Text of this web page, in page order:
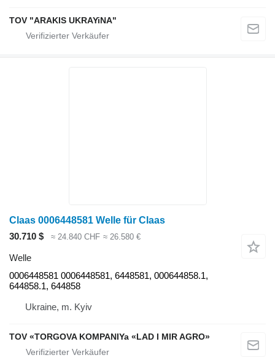
TOV "ARAKIS UKRAYiNA"
Claas 0006448581 Welle für Claas
30.710 $
≈ 24.840 CHF ≈ 26.580 €
Welle
0006448581 0006448581, 6448581, 000644858.1,
644858.1, 644858
Ukraine, m. Kyiv
TOV «TORGOVA KOMPANIYa «LAD I MIR AGRO»